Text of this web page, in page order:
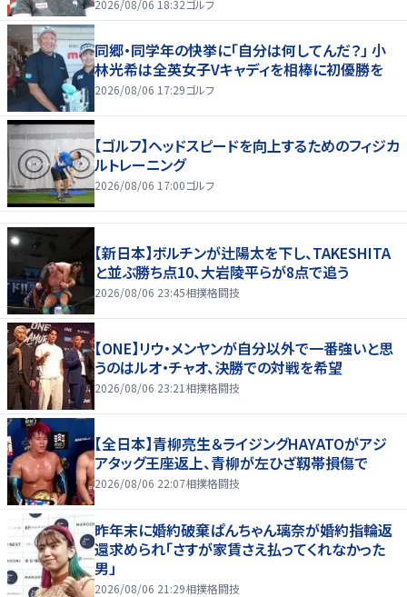
2026/08/06 18:32ゴルフ
同郷・同学年の快挙に「自分は何してんだ？」 小
林光希は全英女子Vキャディを相棒に初優勝を
2026/08/06 17:29ゴルフ
【ゴルフ】ヘッドスピードを向上するためのフィジカ
ルトレーニング
2026/08/06 17:00ゴルフ
【新日本】ボルチンが辻陽太を下し、TAKESHITA
と並ぶ勝ち点10、大岩陵平らが8点で追う
2026/08/06 23:45相撲格闘技
【ONE】リウ・メンヤンが自分以外で一番強いと思
うのはルオ・チャオ、決勝での対戦を希望
2026/08/06 23:21 相撲格闘技
【全日本】青柳亮生＆ライジングHAYATOがアジ
アタッグ王座返上、青柳が左ひざ靱帯損傷で
2026/08/06 22:07相撲格闘技
昨年末に婚約破棄ぱんちゃん璃奈が婚約指輪返
還求められ「さすが家賃さえ払ってくれなかった
男」
2026/08/06 21:29相撲格闘技